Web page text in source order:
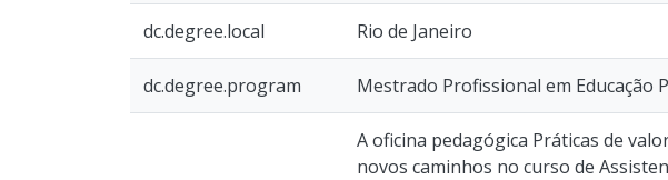
dc.degree.local Rio de Janeiro
dc.degree.program Mestrado Profissional em Educação
A oficina pedagógica Práticas de
novos caminhos no curso de